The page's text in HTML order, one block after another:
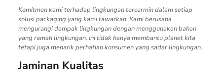
Komitmen kami terhadap lingkungan tercermin dalam setiap
solusi packaging yang kami tawarkan. Kami berusaha
mengurangi dampak lingkungan dengan menggunakan bahan
yang ramah lingkungan. Ini tidak hanya membantu planet kita
tetapi juga menarik perhatian konsumen yang sadar lingkungan.
Jaminan Kualitas